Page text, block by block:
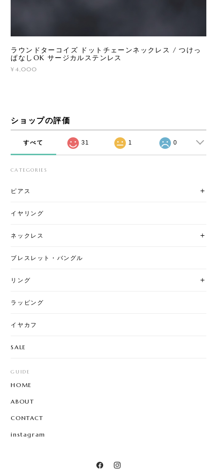
ラウンドターコイズ ドットチェーンネックレス / つけっ
ぱなしOK サージカルステンレス
¥4,000
ショップの評価
すべて 31 1 0
CATEGORIES
ピアス
イヤリング
ネックレス
ブレスレット・バングル
リング
ラッピング
イヤカフ
SALE
GUIDE
HOME
ABOUT
CONTACT
instagram